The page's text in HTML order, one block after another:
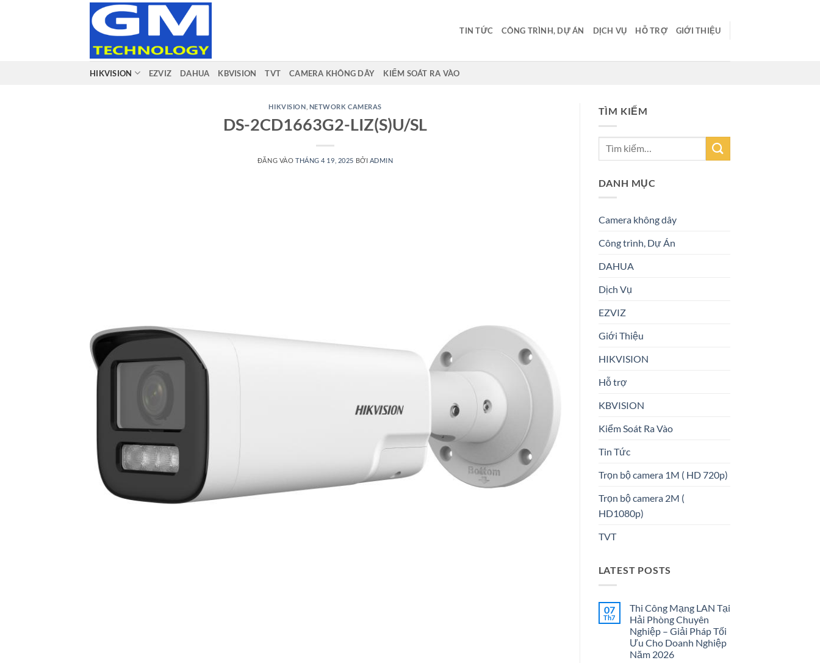
TIN TỨC CÔNG TRÌNH, DỰ ÁN DỊCH VỤ HỖ TRỢ GIỚI THIỆU
HIKVISION EZVIZ DAHUA KBVISION TVT CAMERA KHÔNG DÂY KIỂM SOÁT RA VÀO
HIKVISION NETWORK CAMERAS
DS-2CD1663G2-LIZ(S)U/SL
ĐĂNG VÀO THÁNG 4 19, 2025 BỞI ADMIN
TÌM KIẾM
DANH MỤC
Camera không dây
Công trình, Dự Án
DAHUA
Dịch Vụ
EZVIZ
Giới Thiệu
HIKVISION
Hỗ trợ
KBVISION
Kiểm Soát Ra Vào
Tin Tức
Trọn bộ camera 1M ( HD 720p)
Trọn bộ camera 2M (
HD1080p)
TVT
LATEST POSTS
07
Th7
Thi Công Mạng LAN Tại
Hải Phòng Chuyên
Nghiệp – Giải Pháp Tối
Ưu Cho Doanh Nghiệp
Năm 2026